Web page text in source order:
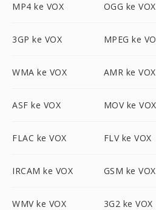
MP4 ke VOX OGG ke VOX
3GP ke VOX MPEG ke
WMA ke VOX AMR ke VOX
ASF ke VOX MOV ke VOX
FLAC ke VOX FLV ke VOX
IRCAM ke VOX GSM ke VOX
WMV ke VOX 3G2 ke VOX